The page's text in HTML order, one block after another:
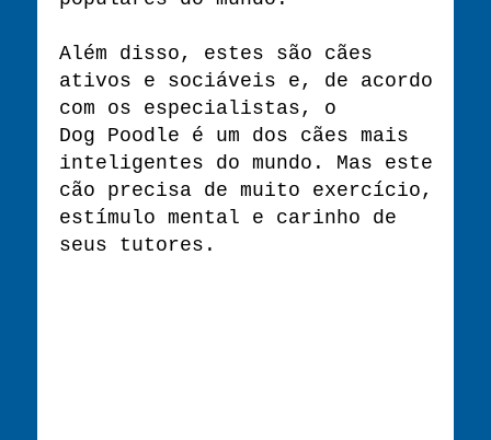
Além disso, estes são cães
ativos e sociáveis ​​e, de acordo
com os especialistas, o
Dog Poodle é um dos cães mais
inteligentes do mundo. Mas este
cão precisa de muito exercício,
estímulo mental e carinho de
seus tutores.